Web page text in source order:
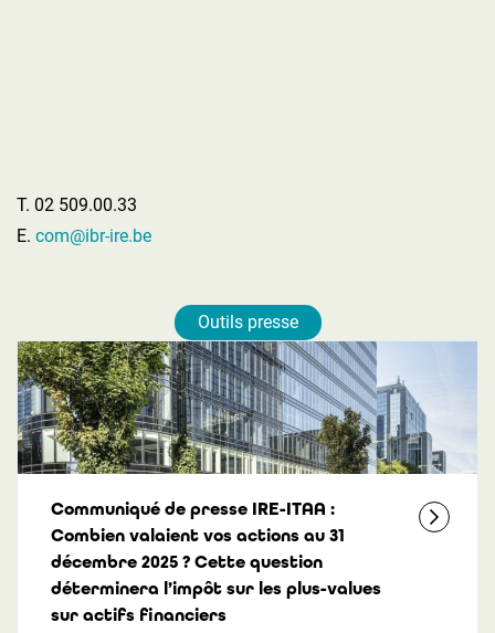
T. 02 509.00.33
E. com@ibr-ire.be
Outils presse
Communiqué de presse IRE-ITAA :
Combien valaient vos actions au 31
décembre 2025 ? Cette question
déterminera l’impôt sur les plus-values
sur actifs financiers